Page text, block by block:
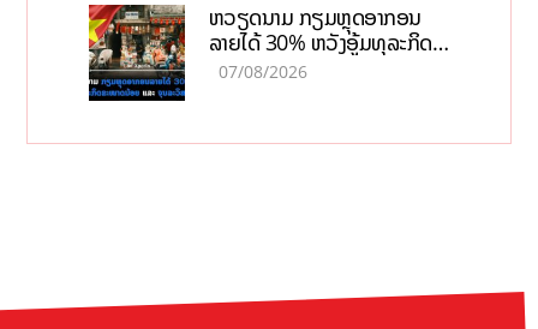
ຫວຽດນາມ ກຽມຫຼຸດອາກອນ
ລາຍໄດ້ 30% ຫວັງອູ້ມທຸລະກິດ
ຂະໜາດນ້ອຍ ແລະ ຈຸນລະ
07/08/2026